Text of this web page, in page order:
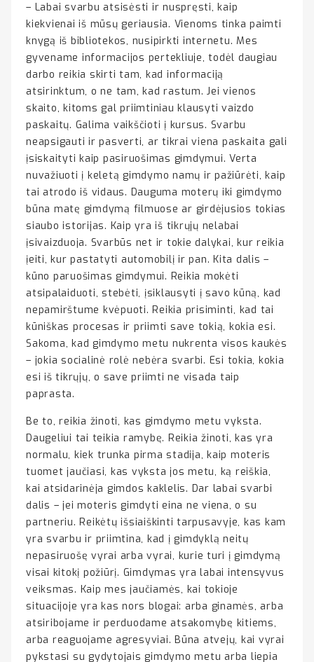
– Labai svarbu atsisėsti ir nuspręsti, kaip
kiekvienai iš mūsų geriausia. Vienoms tinka paimti
knygą iš bibliotekos, nusipirkti internetu. Mes
gyvename informacijos pertekliuje, todėl daugiau
darbo reikia skirti tam, kad informaciją
atsirinktum, o ne tam, kad rastum. Jei vienos
skaito, kitoms gal priimtiniau klausyti vaizdo
paskaitų. Galima vaikščioti į kursus. Svarbu
neapsigauti ir pasverti, ar tikrai viena paskaita gali
įsiskaityti kaip pasiruošimas gimdymui. Verta
nuvažiuoti į keletą gimdymo namų ir pažiūrėti, kaip
tai atrodo iš vidaus. Dauguma moterų iki gimdymo
būna matę gimdymą filmuose ar girdėjusios tokias
siaubo istorijas. Kaip yra iš tikrųjų nelabai
įsivaizduoja. Svarbūs net ir tokie dalykai, kur reikia
įeiti, kur pastatyti automobilį ir pan. Kita dalis –
kūno paruošimas gimdymui. Reikia mokėti
atsipalaiduoti, stebėti, įsiklausyti į savo kūną, kad
nepamirštume kvėpuoti. Reikia prisiminti, kad tai
kūniškas procesas ir priimti save tokią, kokia esi.
Sakoma, kad gimdymo metu nukrenta visos kaukės
– jokia socialinė rolė nebėra svarbi. Esi tokia, kokia
esi iš tikrųjų, o save priimti ne visada taip
paprasta.
Be to, reikia žinoti, kas gimdymo metu vyksta.
Daugeliui tai teikia ramybę. Reikia žinoti, kas yra
normalu, kiek trunka pirma stadija, kaip moteris
tuomet jaučiasi, kas vyksta jos metu, ką reiškia,
kai atsidarinėja gimdos kaklelis. Dar labai svarbi
dalis – jei moteris gimdyti eina ne viena, o su
partneriu. Reikėtų išsiaiškinti tarpusavyje, kas kam
yra svarbu ir priimtina, kad į gimdyklą neitų
nepasiruošę vyrai arba vyrai, kurie turi į gimdymą
visai kitokį požiūrį. Gimdymas yra labai intensyvus
veiksmas. Kaip mes jaučiamės, kai tokioje
situacijoje yra kas nors blogai: arba ginamės, arba
atsiribojame ir perduodame atsakomybę kitiems,
arba reaguojame agresyviai. Būna atvejų, kai vyrai
pykstasi su gydytojais gimdymo metu arba liepia